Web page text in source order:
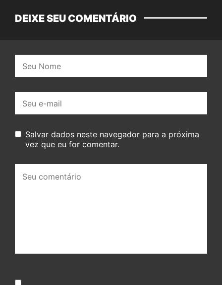
DEIXE SEU COMENTÁRIO
mail:
Salvar dados neste navegador para a próxima
vez que eu for comentar.
comentário: